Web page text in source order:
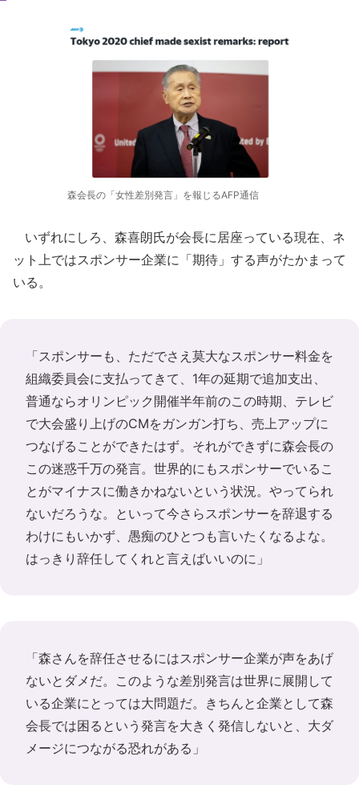
森会長の「女性差別発言」を報じるAFP通信
いずれにしろ、森喜朗氏が会長に居座っている現在、ネ
ット上ではスポンサー企業に「期待」する声がたかまって
いる。
「スポンサーも、ただでさえ莫大なスポンサー料金を
組織委員会に支払ってきて、1年の延期で追加支出、
普通ならオリンピック開催半年前のこの時期、テレビ
で大会盛り上げのCMをガンガン打ち、売上アップに
つなげることができたはず。それができずに森会長の
この迷惑千万の発言。世界的にもスポンサーでいるこ
とがマイナスに働きかねないという状況。やってられ
ないだろうな。といって今さらスポンサーを辞退する
わけにもいかず、愚痴のひとつも言いたくなるよな。
はっきり辞任してくれと言えばいいのに」
「森さんを辞任させるにはスポンサー企業が声をあげ
ないとダメだ。このような差別発言は世界に展開して
いる企業にとっては大問題だ。きちんと企業として森
会長では困るという発言を大きく発信しないと、大ダ
メージにつながる恐れがある」